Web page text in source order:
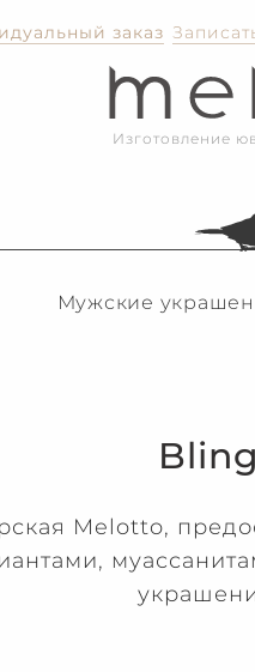
заказ
Изготовление
Мужские
Melotto,